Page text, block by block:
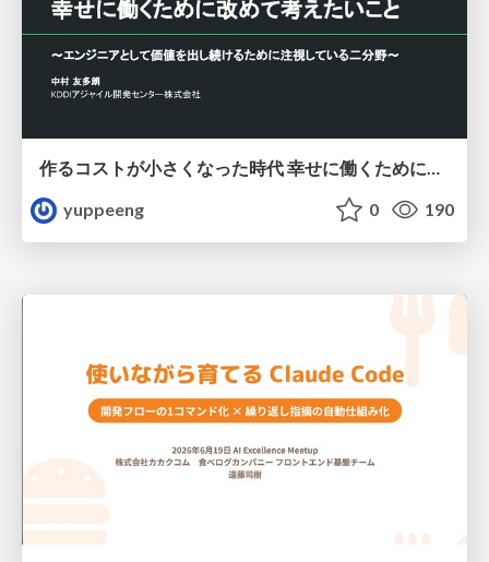
作るコストが小さくなった時代 幸せに働くために改めて考えたいこと 〜エンジニアとして価値を出し続けるために注視している二分野〜
yuppeeng
0 190